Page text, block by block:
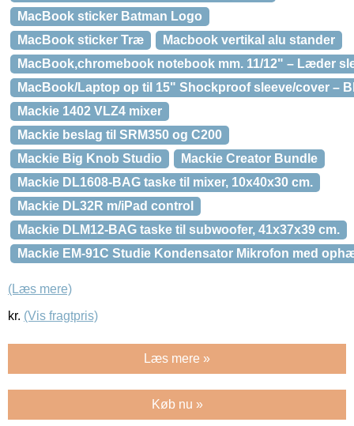
MacBook sticker Batman Logo
MacBook sticker Træ
Macbook vertikal alu stander
MacBook,chromebook notebook mm. 11/12" – Læder
MacBook/Laptop op til 15" Shockproof sleeve/cover –
Mackie 1402 VLZ4 mixer
Mackie beslag til SRM350 og C200
Mackie Big Knob Studio
Mackie Creator Bundle
Mackie DL1608-BAG taske til mixer, 10x40x30 cm.
Mackie DL32R m/iPad control
Mackie DLM12-BAG taske til subwoofer, 41x37x39 cm.
Mackie EM-91C Studie Kondensator Mikrofon med
(Læs mere)
kr. (Vis fragtpris)
Læs mere »
Køb nu »